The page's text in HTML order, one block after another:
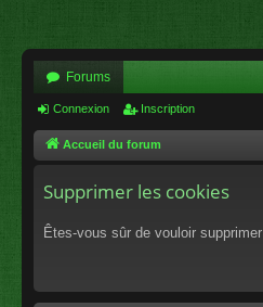
Forums
Connexion Inscription
Accueil du forum
Supprimer les cookies
Êtes-vous sûr de vouloir